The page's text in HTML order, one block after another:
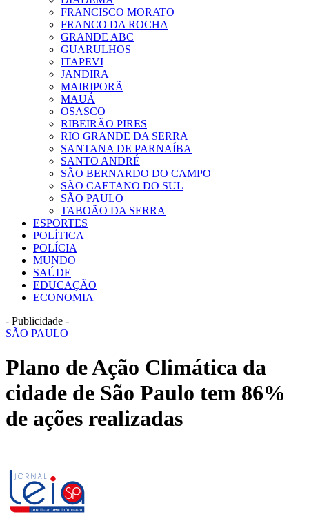
FRANCISCO MORATO
FRANCO DA ROCHA
GRANDE ABC
GUARULHOS
ITAPEVI
JANDIRA
MAIRIPORÃ
MAUÁ
OSASCO
RIBEIRÃO PIRES
RIO GRANDE DA SERRA
SANTANA DE PARNAÍBA
SANTO ANDRÉ
SÃO BERNARDO DO CAMPO
SÃO CAETANO DO SUL
SÃO PAULO
TABOÃO DA SERRA
ESPORTES
POLÍTICA
POLÍCIA
MUNDO
SAÚDE
EDUCAÇÃO
ECONOMIA
- Publicidade -
SÃO PAULO
Plano de Ação Climática da
cidade de São Paulo tem 86%
de ações realizadas